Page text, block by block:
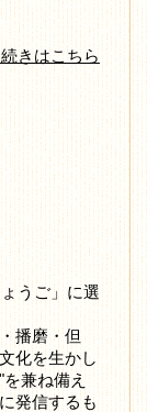
きはこちら
うご」に選
播磨・但
化を生かし
兼ね備え
発信するも